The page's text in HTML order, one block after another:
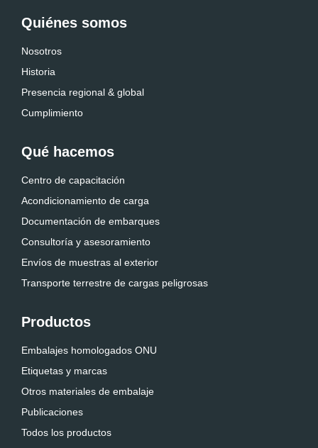
Quiénes somos
Nosotros
Historia
Presencia regional & global
Cumplimiento
Qué hacemos
Centro de capacitación
Acondicionamiento de carga
Documentación de embarques
Consultoría y asesoramiento
Envíos de muestras al exterior
Transporte terrestre de cargas peligrosas
Productos
Embalajes homologados ONU
Etiquetas y marcas
Otros materiales de embalaje
Publicaciones
Todos los productos